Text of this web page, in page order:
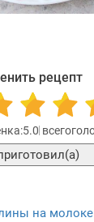
рецепт
5.0
приготовил(а)
на молоке